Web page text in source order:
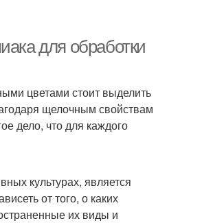
для обработки
цветами стоит выделить
щелочным свойствам
дело, что для каждого
культурах, является
от того, о каких
их виды и